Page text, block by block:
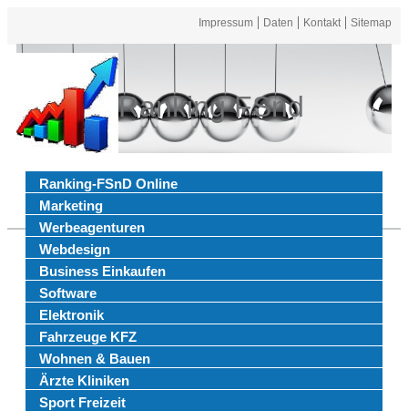
Impressum Daten Kontakt Sitemap
Ranking FSnd
Ranking-FSnD Online
Marketing
Werbeagenturen
Webdesign
Business Einkaufen
Software
Elektronik
Fahrzeuge KFZ
Wohnen & Bauen
Ärzte Kliniken
Sport Freizeit